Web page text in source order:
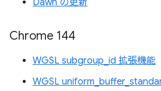
Dawn の更新
Chrome 144
WGSL subgroup_id 拡張機能
WGSL